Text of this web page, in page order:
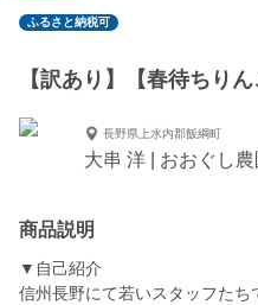
ふるさと納税可
【訳あり】【春待ちり
長野県上水内郡飯綱町
大串 洋 | おおぐし農
商品説明
▼自己紹介
信州長野にて若いスタッフたち